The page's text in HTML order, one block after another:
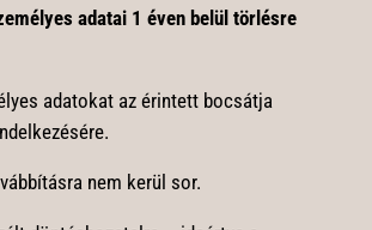
adatai 1 éven belül törlésre
adatokat az érintett bocsátja
nem kerül sor.